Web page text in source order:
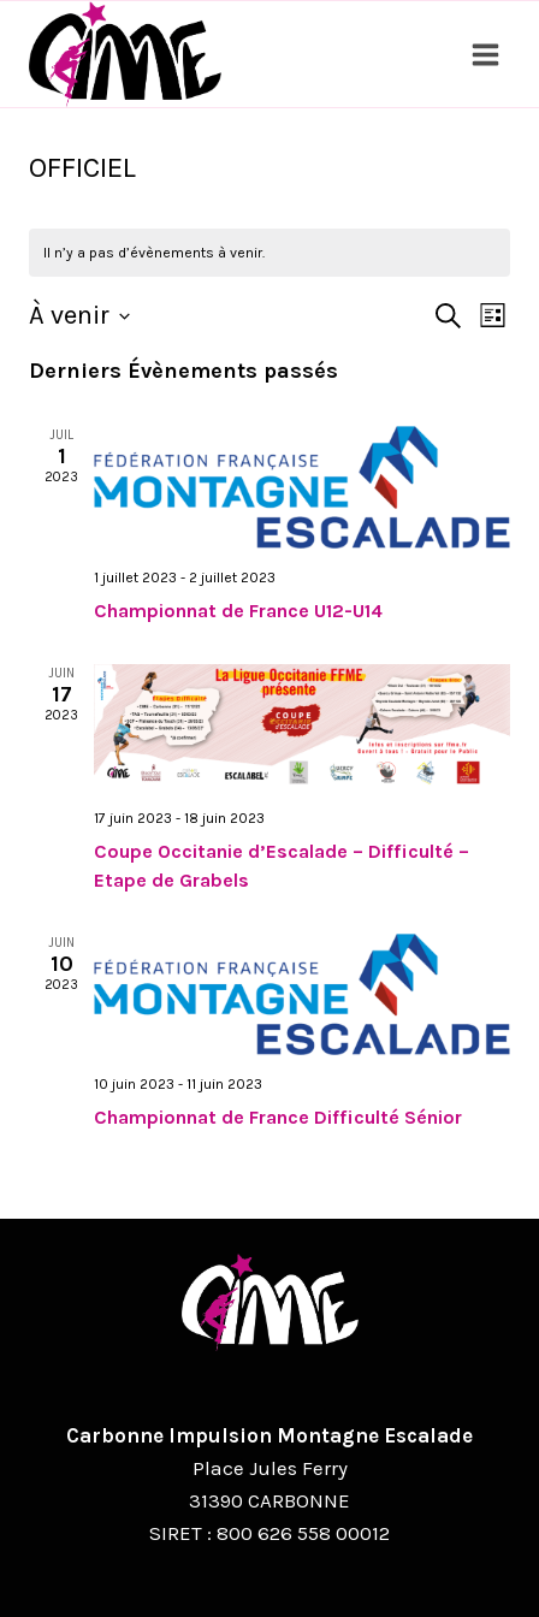
contenu
OFFICIEL
Il n’y a pas d’évènements à venir.
VUES
LISTE
À venir
Sélectionnez
une
Derniers Évènements passés
JUIL
1
2023
1 juillet 2023 - 2 juillet 2023
Championnat de France U12-U14
JUIN
17
2023
17 juin 2023 - 18 juin 2023
Coupe Occitanie d’Escalade – Difficulté –
Etape de Grabels
JUIN
10
2023
10 juin 2023 - 11 juin 2023
Championnat de France Difficulté Sénior
Carbonne Impulsion Montagne Escalade
Place Jules Ferry
31390 CARBONNE
SIRET : 800 626 558 00012